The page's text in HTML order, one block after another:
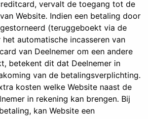
vervalt de toegang tot de
Website. Indien een betaling door
(teruggeboekt via de
automatische incasseren van
van Deelnemer om een andere
betekent dit dat Deelnemer in
van de betalingsverplichting.
kosten welke Website naast de
in rekening kan brengen. Bij
kan Website een